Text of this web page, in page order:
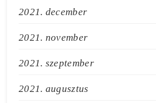
2021. december
2021. november
2021. szeptember
2021. augusztus